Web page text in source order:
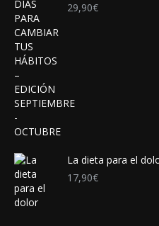
29,90€
La dieta para el
17,90€